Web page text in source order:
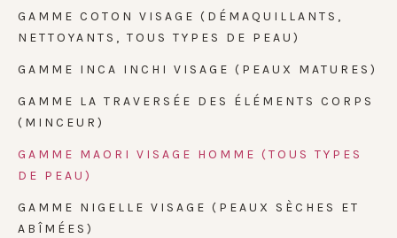
GAMME COTON VISAGE (DÉMAQUILLANTS,
NETTOYANTS, TOUS TYPES DE PEAU)
GAMME INCA INCHI VISAGE (PEAUX MATURES)
GAMME LA TRAVERSÉE DES ÉLÉMENTS CORPS
(MINCEUR)
GAMME MAORI VISAGE HOMME (TOUS TYPES
DE PEAU)
GAMME NIGELLE VISAGE (PEAUX SÈCHES ET
ABÎMÉES)